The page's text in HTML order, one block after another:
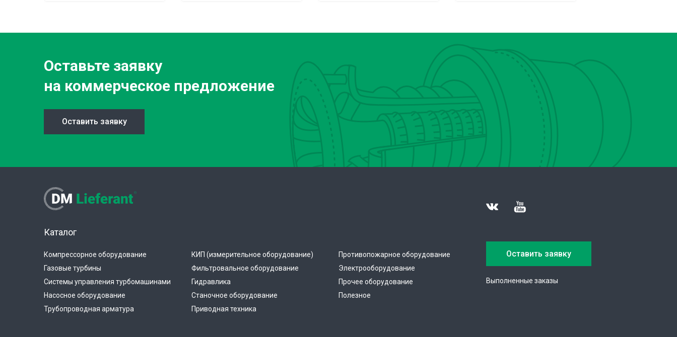
Оставьте заявку
на коммерческое предложение
Оставить заявку
Каталог
Компрессорное оборудование
Газовые турбины
Системы управления турбомашинами
Насосное оборудование
Трубопроводная арматура
КИП (измерительное оборудование)
Фильтровальное оборудование
Гидравлика
Станочное оборудование
Приводная техника
Противопожарное оборудование
Электрооборудование
Прочее оборудование
Полезное
Оставить заявку
Выполненные заказы